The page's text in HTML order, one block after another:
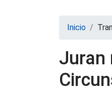
Inicio
Juran